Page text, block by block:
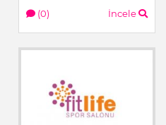
(0) İncele